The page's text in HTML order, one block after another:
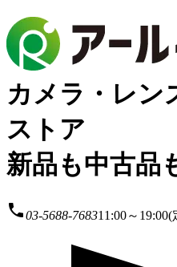
カメラ・レン
ストア
新品も中古品
local_phone03-5688-768311:00～